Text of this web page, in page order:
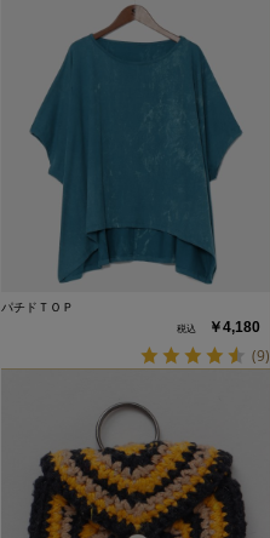
パチドＴＯＰ
￥4,180
(9)